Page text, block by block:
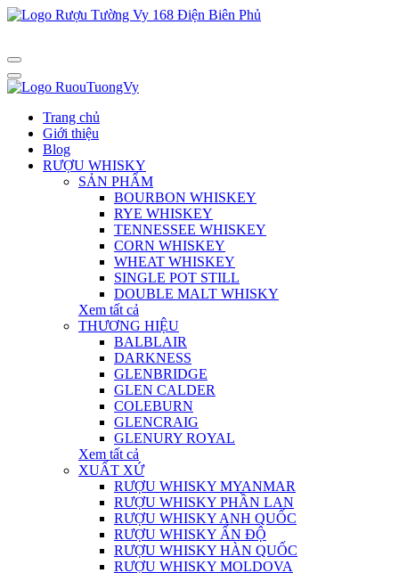
Trang chủ
Giới thiệu
Blog
RƯỢU WHISKY
SẢN PHẨM
BOURBON WHISKEY
RYE WHISKEY
TENNESSEE WHISKEY
CORN WHISKEY
WHEAT WHISKEY
SINGLE POT STILL
DOUBLE MALT WHISKY
Xem tất cả
THƯƠNG HIỆU
BALBLAIR
DARKNESS
GLENBRIDGE
GLEN CALDER
COLEBURN
GLENCRAIG
GLENURY ROYAL
Xem tất cả
XUẤT XỨ
RƯỢU WHISKY MYANMAR
RƯỢU WHISKY PHẦN LAN
RƯỢU WHISKY ANH QUỐC
RƯỢU WHISKY ẤN ĐỘ
RƯỢU WHISKY HÀN QUỐC
RƯỢU WHISKY MOLDOVA